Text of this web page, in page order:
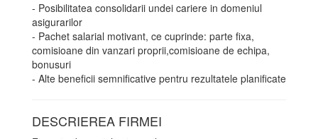
- Posibilitatea consolidarii undei cariere in domeniul
asigurarilor
- Pachet salarial motivant, ce cuprinde: parte fixa,
comisioane din vanzari proprii,comisioane de echipa,
bonusuri
- Alte beneficii semnificative pentru rezultatele planificate
DESCRIEREA FIRMEI